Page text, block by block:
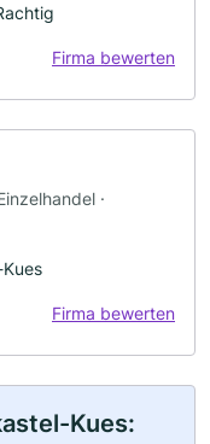
Firma bewerten
·
Firma bewerten
Kues: